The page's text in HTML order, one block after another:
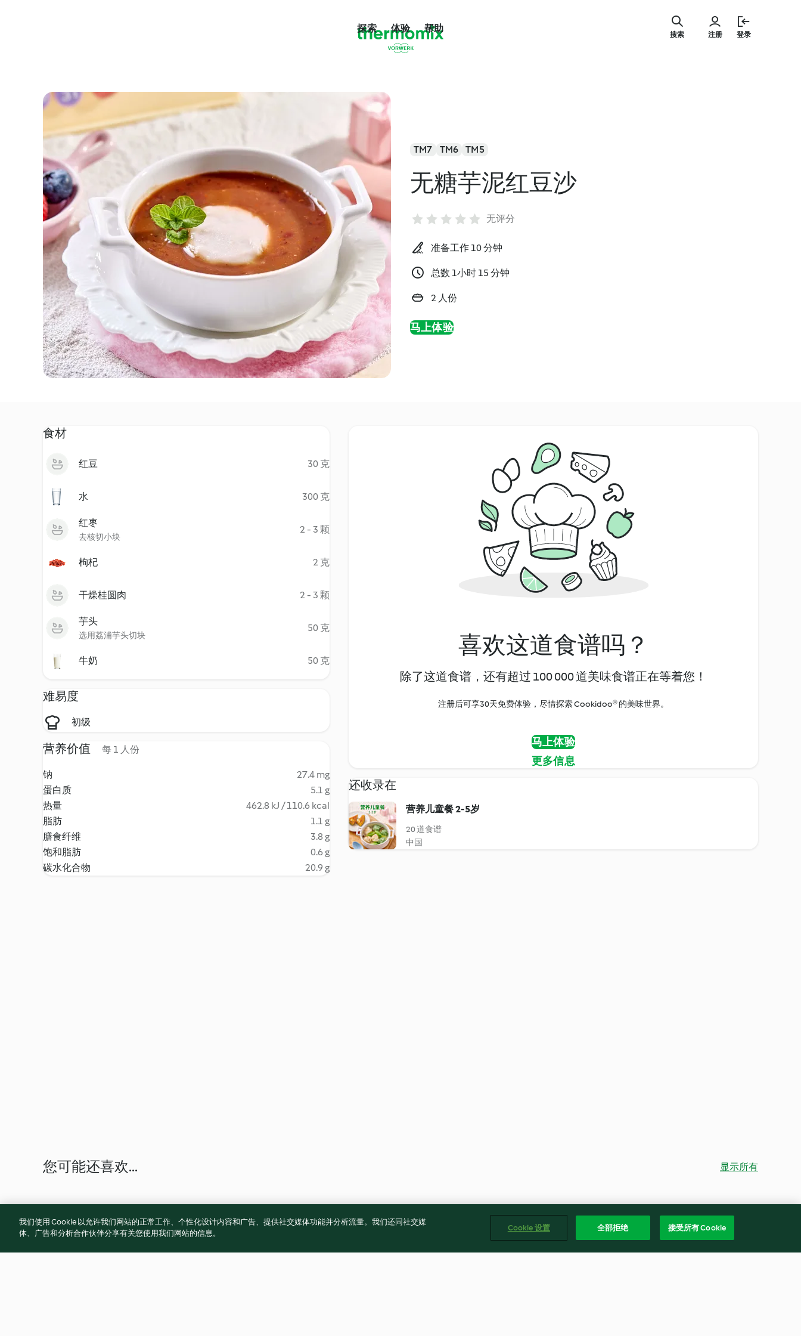
探索 体验 帮助
注册 登录
搜索
TM7 TM6 TM5
无糖芋泥红豆沙
无评分
准备工作 10 分钟
总数 1小时 15 分钟
2 人份
马上体验
食材
红豆 30 克
水 300 克
红枣
去核切小块
2 - 3 颗
枸杞 2 克
干燥桂圆肉 2 - 3 颗
芋头
选用荔浦芋头切块
50 克
牛奶 50 克
难易度
初级
营养价值 每 1 人份
钠
27.4 mg
蛋白质
5.1 g
热量
462.8 kJ / 110.6 kcal
脂肪
1.1 g
膳食纤维
3.8 g
饱和脂肪
0.6 g
碳水化合物
20.9 g
喜欢这道食谱吗？
除了这道食谱，还有超过 100 000 道美味食谱正在等着您！
注册后可享30天免费体验，尽情探索 Cookidoo® 的美味世界。
马上体验
更多信息
还收录在
营养儿童餐 2-5岁
20 道食谱
中国
您可能还喜欢... 显示所有
我们使用 Cookie 以允许我们网站的正常工作、个性化设计内容和广告、提供社交媒体功能并分析流量。我们还同社交媒
体、广告和分析合作伙伴分享有关您使用我们网站的信息。
Cookie 设置 全部拒绝 接受所有 Cookie